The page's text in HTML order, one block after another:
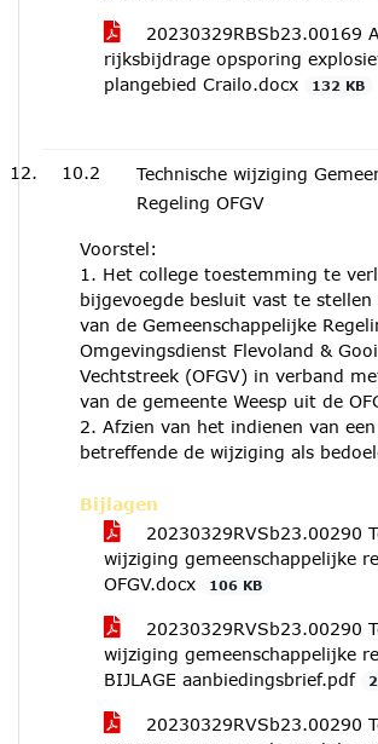
20230329RBSb23.00169
rijksbijdrage opsporing
plangebied Crailo.docx
132 KB
10.2
Technische wijziging
Regeling OFGV
Voorstel:
1. Het college toestemming te
bijgevoegde besluit vast te
van de Gemeenschappelijke
Omgevingsdienst Flevoland &
Vechtstreek (OFGV) in verband
van de gemeente Weesp uit de
2. Afzien van het indienen van
betreffende de wijziging als
Bijlagen
20230329RVSb23.00290
wijziging gemeenschappelijke
OFGV.docx
106 KB
20230329RVSb23.00290
wijziging gemeenschappelijke
BIJLAGE aanbiedingsbrief.pdf
20230329RVSb23.00290